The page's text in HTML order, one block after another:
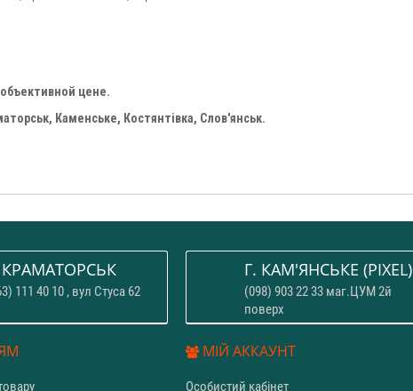
цене.
Каменське, Костянтівка, Слов'янськ.
КРАМАТОРСЬК
111 40 10 , вул Стуса 62
Г. КАМ'ЯНСЬКЕ (PIXEL)
(098) 903 22 33 маг.ЦУМ 2й
поверх
МІЙ АККАУНТ
Особистий кабінет